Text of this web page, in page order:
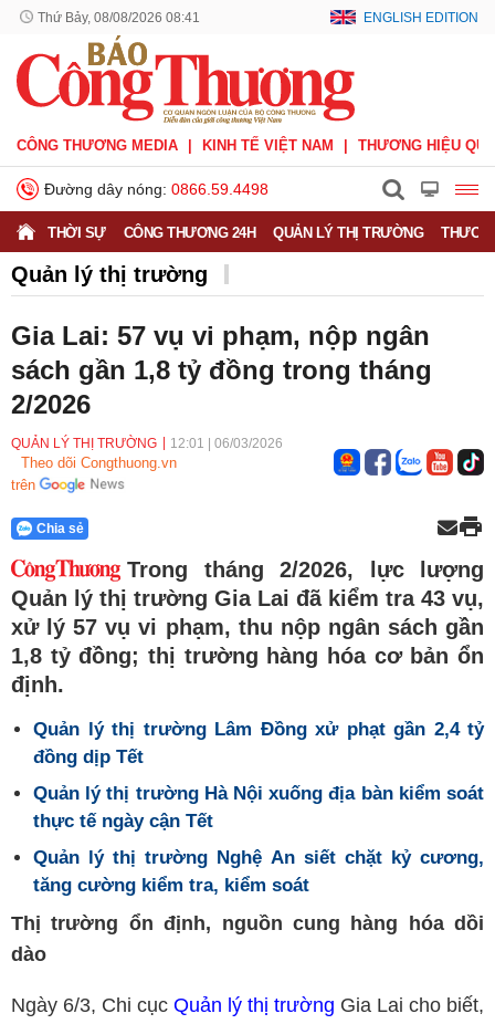
Thứ Bảy, 08/08/2026 08:41 ENGLISH EDITION
CÔNG THƯƠNG MEDIA KINH TẾ VIỆT NAM THƯƠNG HIỆU
Đường dây nóng: 0866.59.4498
THỜI SỰ CÔNG THƯƠNG 24H QUẢN LÝ THỊ TRƯỜNG
Quản lý thị trường
Gia Lai: 57 vụ vi phạm, nộp ngân
sách gần 1,8 tỷ đồng trong tháng
2/2026
QUẢN LÝ THỊ TRƯỜNG 12:01 06/03/2026
Theo dõi Congthuong.vn
trên
Chia sẻ
Trong tháng 2/2026, lực lượng
Quản lý thị trường Gia Lai đã kiểm tra 43 vụ,
xử lý 57 vụ vi phạm, thu nộp ngân sách gần
1,8 tỷ đồng; thị trường hàng hóa cơ bản ổn
định.
Quản lý thị trường Lâm Đồng xử phạt gần 2,4 tỷ
đồng dịp Tết
Quản lý thị trường Hà Nội xuống địa bàn kiểm soát
thực tế ngày cận Tết
Quản lý thị trường Nghệ An siết chặt kỷ cương,
tăng cường kiểm tra, kiểm soát
Thị trường ổn định, nguồn cung hàng hóa dồi
dào
Ngày 6/3, Chi cục Quản lý thị trường Gia Lai cho biết,